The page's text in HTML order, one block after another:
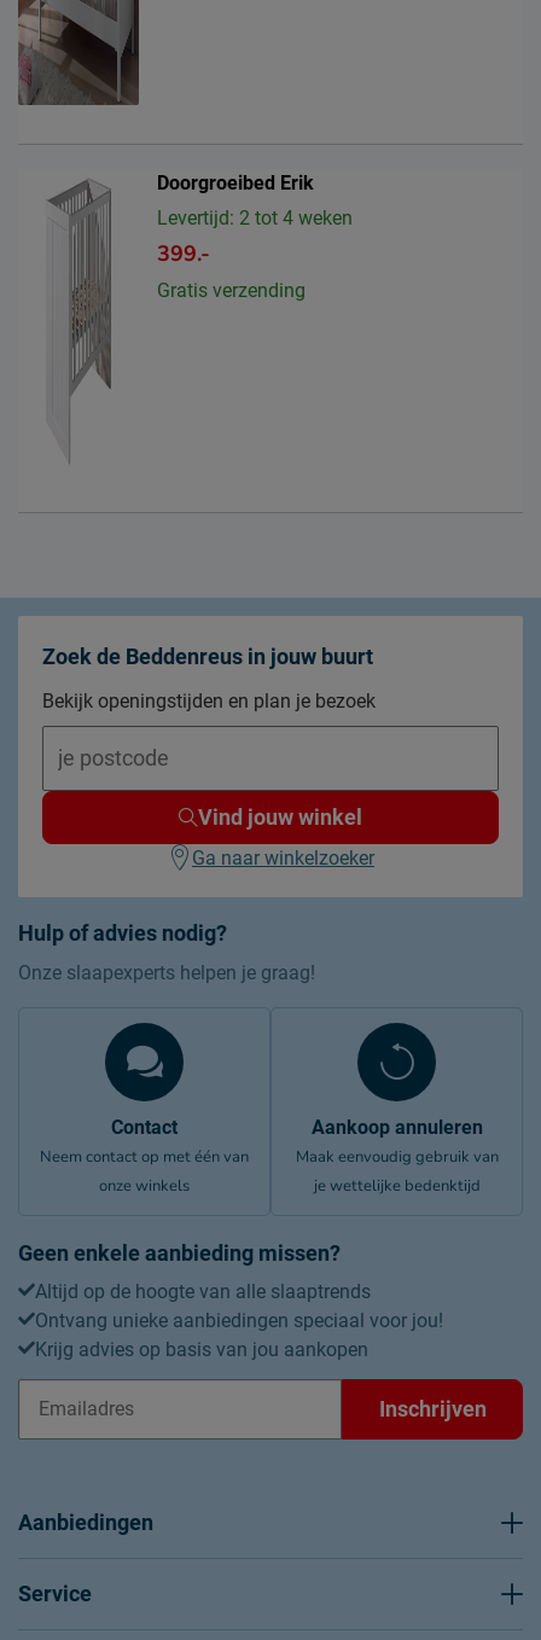
Doorgroeibed Erik
Levertijd: 2 tot 4 weken
399.-
Gratis verzending
Hulp of advies nodig?
Onze slaapexperts helpen je graag!
Contact
Neem contact op met één van
onze winkels
Aankoop annuleren
Maak eenvoudig gebruik van
je wettelijke bedenktijd
Geen enkele aanbieding missen?
Altijd op de hoogte van alle slaaptrends
Ontvang unieke aanbiedingen speciaal voor jou!
Krijg advies op basis van jou aankopen
Inschrijven
Zoek de Beddenreus in jouw buurt
Bekijk openingstijden en plan je bezoek
Vind jouw winkel
Ga naar winkelzoeker
Aanbiedingen
Service